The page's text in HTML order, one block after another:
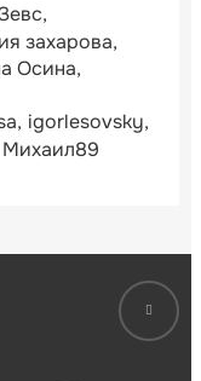
захарова
Осина
igorlesovsky
Михаил89